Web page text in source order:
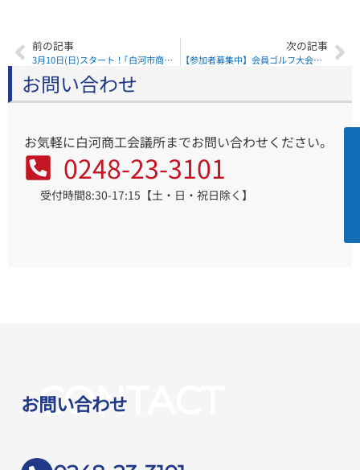
前の記事
3月10日(日)スタート！｢白河市商店会連合会 商店街PayPayポイント還元イベント事業｣開催のご案内
次の記事
【参加者募集中】会員ゴルフ大会を開催します！
お問い合わせ
お気軽に白河商工会議所までお問い合わせください。
0248-23-3101
受付時間8:30-17:15【土・日・祝日除く】
CONTACT
お問い合わせ